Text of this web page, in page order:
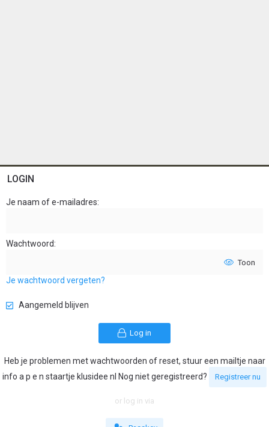
LOGIN
Je naam of e-mailadres
Wachtwoord
Toon
Je wachtwoord vergeten?
Aangemeld blijven
Log in
Heb je problemen met wachtwoorden of reset, stuur een mailtje naar
info a p e n staartje klusidee nl Nog niet geregistreerd?
Registreer nu
or log in via